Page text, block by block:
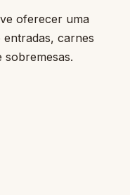
oferecer uma
carnes
sobremesas.